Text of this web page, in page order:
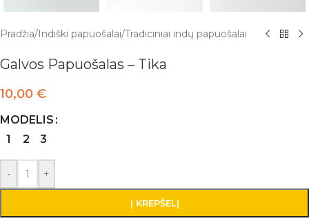
Pradžia/ Indiški papuošalai/Tradiciniai indų papuošalai
Galvos Papuošalas – Tika
10,00 €
MODELIS
1
2 3
- +
Į KREPŠELĮ